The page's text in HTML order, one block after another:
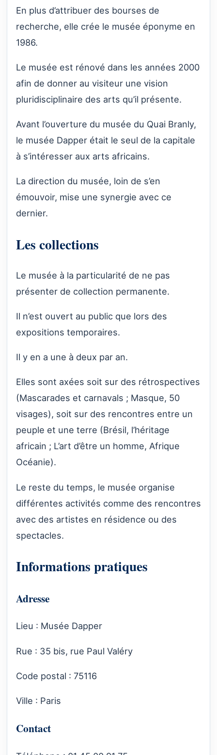
En plus d’attribuer des bourses de
recherche, elle crée le musée éponyme en
1986.
Le musée est rénové dans les années 2000
afin de donner au visiteur une vision
pluridisciplinaire des arts qu’il présente.
Avant l’ouverture du musée du Quai Branly,
le musée Dapper était le seul de la capitale
à s’intéresser aux arts africains.
La direction du musée, loin de s’en
émouvoir, mise une synergie avec ce
dernier.
Les collections
Le musée à la particularité de ne pas
présenter de collection permanente.
Il n’est ouvert au public que lors des
expositions temporaires.
Il y en a une à deux par an.
Elles sont axées soit sur des rétrospectives
(Mascarades et carnavals ; Masque, 50
visages), soit sur des rencontres entre un
peuple et une terre (Brésil, l’héritage
africain ; L’art d’être un homme, Afrique
Océanie).
Le reste du temps, le musée organise
différentes activités comme des rencontres
avec des artistes en résidence ou des
spectacles.
Informations pratiques
Adresse
Lieu : Musée Dapper
Rue : 35 bis, rue Paul Valéry
Code postal : 75116
Ville : Paris
Contact